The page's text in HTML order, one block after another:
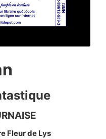
Fleur de Lys